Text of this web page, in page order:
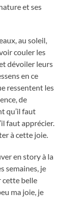
et ses
au soleil,
couler les
dévoiler leurs
en ce
ressentent les
de
qu’il faut
faut apprécier.
à cette joie.
en story à la
semaines, je
cette belle
ma joie, je